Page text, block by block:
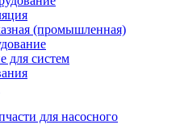
(промышленная)
для систем
для насосного